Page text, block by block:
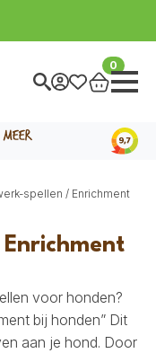
0
spellen / Enrichment
voor honden?
bij honden” Dit
aan je hond. Door